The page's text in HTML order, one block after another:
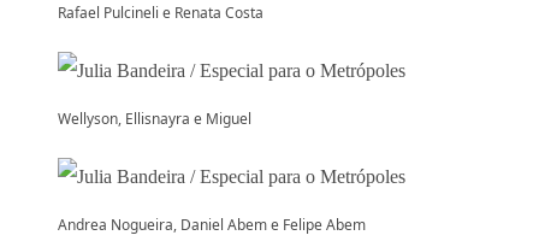
Rafael Pulcineli e Renata Costa
Wellyson, Ellisnayra e Miguel
Andrea Nogueira, Daniel Abem e Felipe Abem